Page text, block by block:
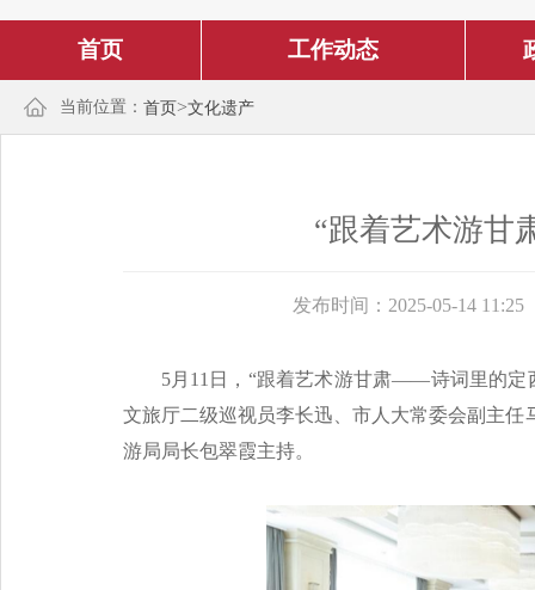
首页 工作动态
当前位置： 首页>文化遗产
“跟着艺术游
发布时间：2025-05-14 11:25
5月11日，“跟着艺术游甘肃——诗词里的定
文旅厅二级巡视员李长迅、市人大常委会副主
游局局长包翠霞主持。